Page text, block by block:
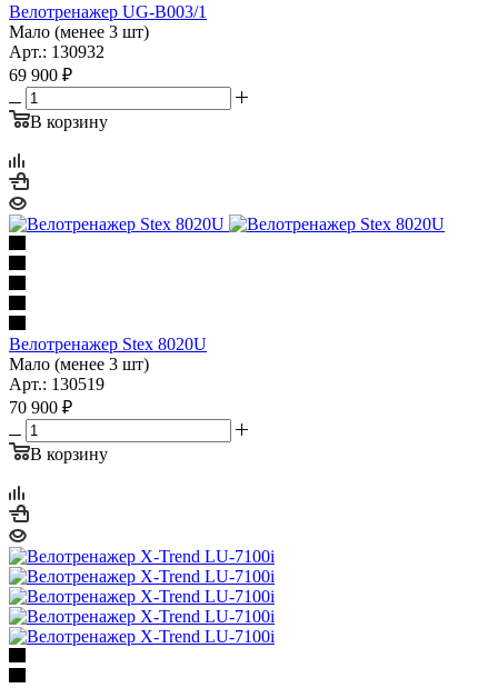
Велотренажер UG-B003/1
Мало (менее 3 шт)
Арт.: 130932
69 900 ₽
В корзину
Велотренажер Stex 8020U
Мало (менее 3 шт)
Арт.: 130519
70 900 ₽
В корзину